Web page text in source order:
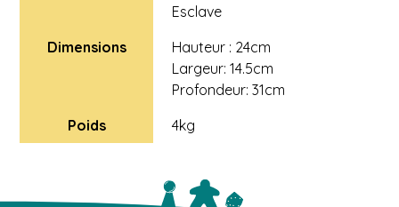
Esclave
Dimensions
Hauteur : 24cm
Largeur: 14.5cm
Profondeur: 31cm
Poids
4kg